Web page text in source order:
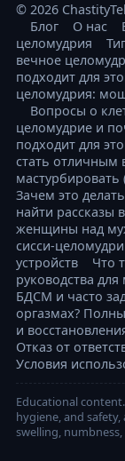
© 2026
Блог
О нас
целомудрия
вечное
подходит для
целомудрия:
Вопросы о
целомудрие и
подходит для
стать отличным
мастурбировать
Зачем это
найти рассказы
женщины над
сисси-
устройств
Что
руководства
БДСМ и часто
оргазмах?
и
Отказ от
Условия
Educational
hygiene, and
swelling,